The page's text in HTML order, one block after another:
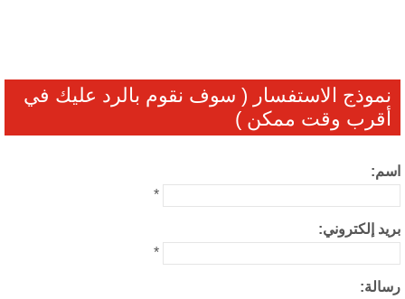
الاستفسار ( سوف نقوم بالرد عليك في
وقت ممكن )
إلكتروني: